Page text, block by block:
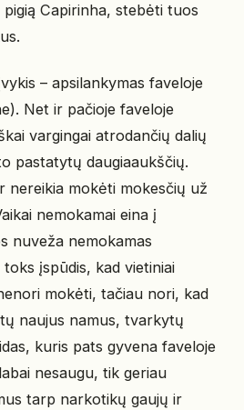
Capirinha, stebėti tuos
– apsilankymas faveloje
Net ir pačioje faveloje
vargingai atrodančių dalių
pastatytų daugiaaukščių.
nereikia mokėti mokesčių už
nemokamai eina į
nuveža nemokamas
įspūdis, kad vietiniai
mokėti, tačiau nori, kad
naujus namus, tvarkytų
kuris pats gyvena faveloje
nesaugu, tik geriau
tarp narkotikų gaujų ir